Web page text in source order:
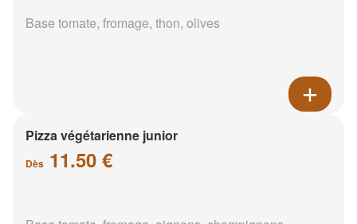
Base tomate, fromage, thon, olives
Pizza végétarienne junior
Dès 11.50 €